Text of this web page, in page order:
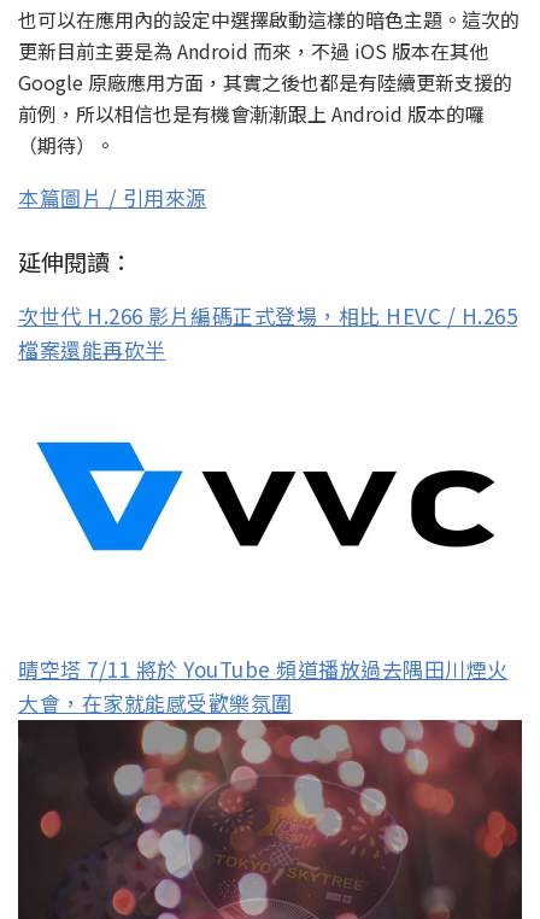
也可以在應用內的設定中選擇啟動這樣的暗色主題。這次的
更新目前主要是為 Android 而來，不過 iOS 版本在其他
Google 原廠應用方面，其實之後也都是有陸續更新支援的
前例，所以相信也是有機會漸漸跟上 Android 版本的囉
（期待）。
本篇圖片 / 引用來源
延伸閱讀：
次世代 H.266 影片編碼正式登場，相比 HEVC / H.265
檔案還能再砍半
晴空塔 7/11 將於 YouTube 頻道播放過去隅田川煙火
大會，在家就能感受歡樂氛圍